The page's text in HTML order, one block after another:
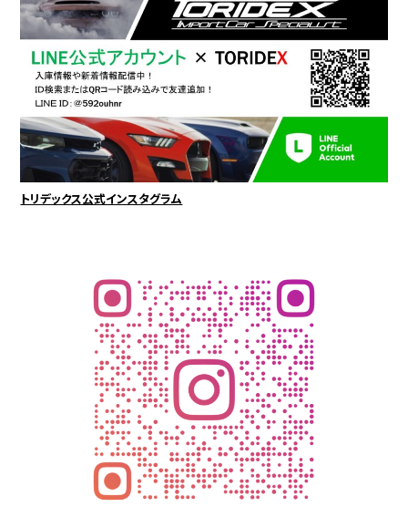
トリデックス公式インスタグラム